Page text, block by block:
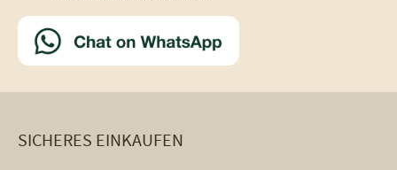
SICHERES EINKAUFEN